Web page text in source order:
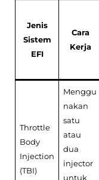
Jenis
Sistem
EFI
Cara
Kerja
Throttle
Body
Injection
(TBI)
Menggu
nakan
satu
atau
dua
injector
untuk